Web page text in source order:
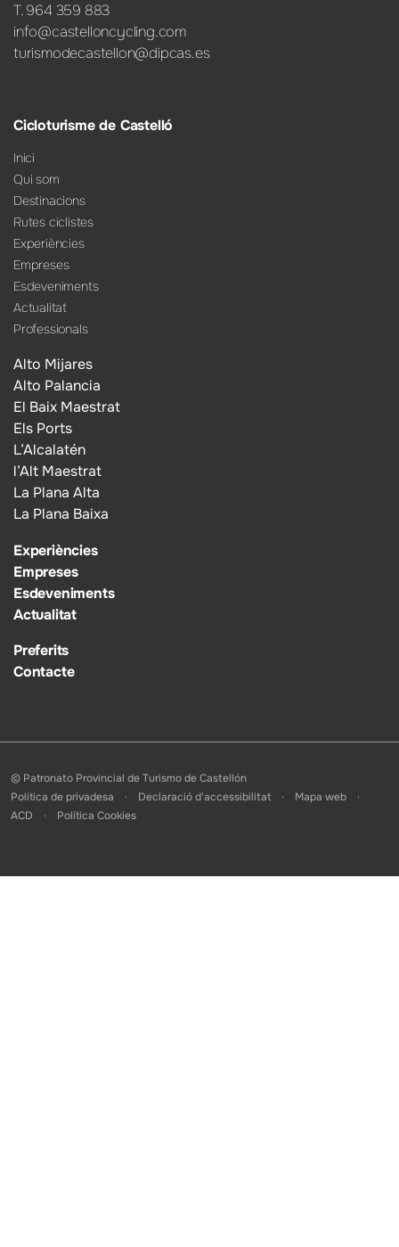
T. 964 359 883
info@castelloncycling.com
turismodecastellon@dipcas.es
Cicloturisme de Castelló
Inici
Qui som
Destinacions
Rutes ciclistes
Experiències
Empreses
Esdeveniments
Actualitat
Professionals
Alto Mijares
Alto Palancia
El Baix Maestrat
Els Ports
L’Alcalatén
l’Alt Maestrat
La Plana Alta
La Plana Baixa
Experiències
Empreses
Esdeveniments
Actualitat
Preferits
Contacte
© Patronato Provincial de Turismo de Castellón
Política de privadesa
Declaració d'accessibilitat
Mapa web
ACD
Política Cookies